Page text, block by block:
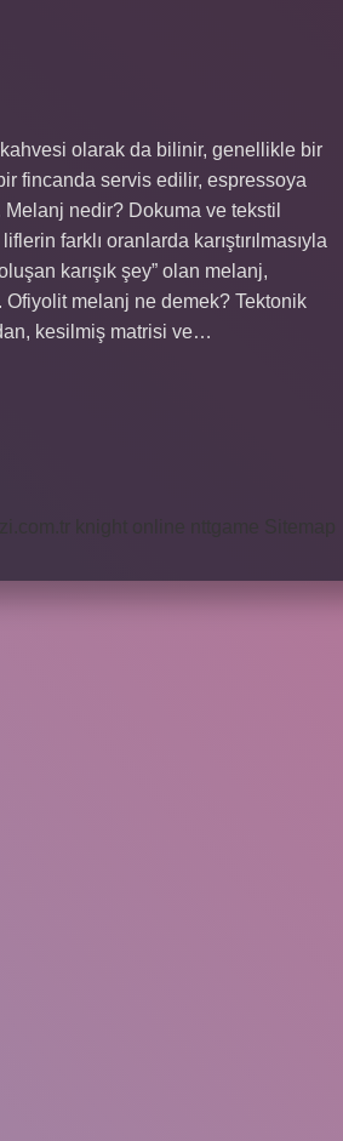
olarak da bilinir, genellikle bir
fincanda servis edilir, espressoya
nedir? Dokuma ve tekstil
farklı oranlarda karıştırılmasıyla
karışık şey” olan melanj,
Ofiyolit melanj ne demek? Tektonik
kesilmiş matrisi ve…